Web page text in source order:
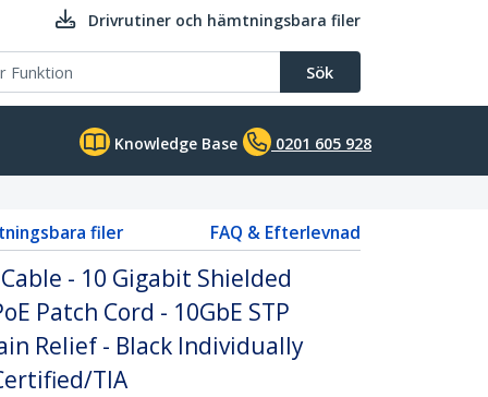
Drivrutiner och hämtningsbara filer
Sök
Knowledge Base 0201 605 928
filer FAQ & Efterlevnad
- 10 Gigabit Shielded
Patch Cord - 10GbE STP
Relief - Black Individually
TIA